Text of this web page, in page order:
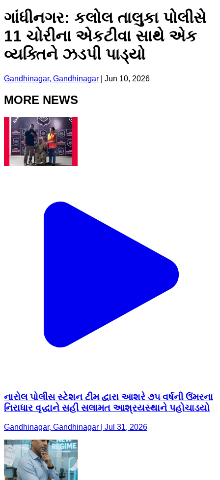
ગાંધીનગર: કલોલ તાલુકા પોલીસે
11 ચોરીના એકટીવા સાથે એક
વ્યક્તિને ઝડપી પાડ્યો
Gandhinagar, Gandhinagar Jun 10, 2026
MORE NEWS
નારોલ પોલીસ સ્ટેશન ટીમ દ્વારા આશરે ૭૫ વર્ષની ઉંમરના
નિરાધાર વૃદ્ધાને સહી સલામત આશ્રયસ્થાને પહોચાડયો
Gandhinagar, Gandhinagar | Jul 31, 2026